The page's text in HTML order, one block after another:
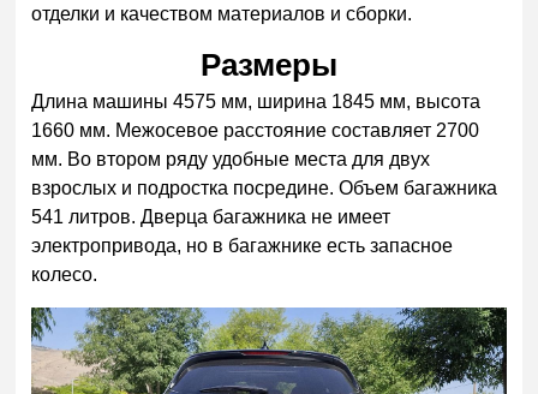
отделки и качеством материалов и сборки.
Размеры
Длина машины 4575 мм, ширина 1845 мм, высота
1660 мм. Межосевое расстояние составляет 2700
мм. Во втором ряду удобные места для двух
взрослых и подростка посредине. Объем багажника
541 литров. Дверца багажника не имеет
электропривода, но в багажнике есть запасное
колесо.